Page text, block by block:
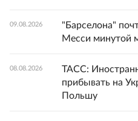
09.08.2026
"Барселона"
Месси минутой
08.08.2026
ТАСС:
прибывать на
Польшу